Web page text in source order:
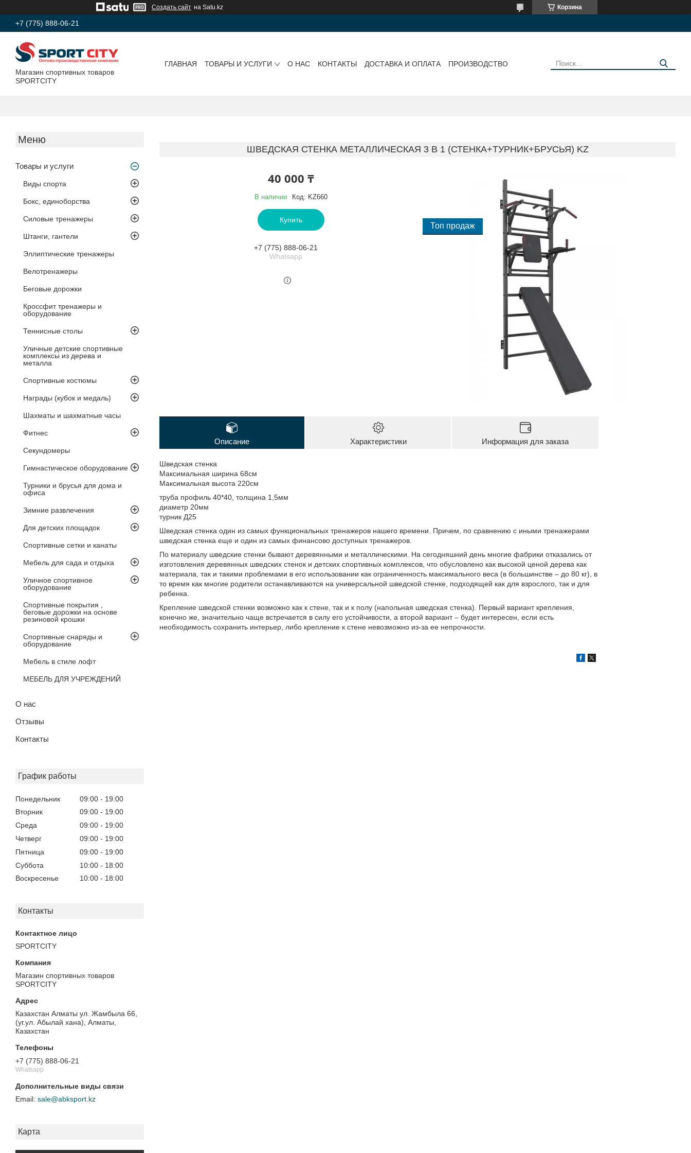
Создать сайт на Satu.kz Корзина
+7 (775) 888-06-21
Магазин спортивных товаров
SPORTCITY
ГЛАВНАЯ ТОВАРЫ И УСЛУГИ О НАС КОНТАКТЫ ДОСТАВКА И ОПЛАТА ПРОИЗВОДСТВО
Товары и услуги
Виды спорта
Бокс, единоборства
Силовые тренажеры
Штанги, гантели
Эллиптические тренажеры
Велотренажеры
Беговые дорожки
Кроссфит тренажеры и
оборудование
Теннисные столы
Уличные детские спортивные
комплексы из дерева и
металла
Спортивные костюмы
Награды (кубок и медаль)
Шахматы и шахматные часы
Фитнес
Секундомеры
Гимнастическое оборудование
Турники и брусья для дома и
офиса
Зимние развлечения
Для детских площадок
Спортивные сетки и канаты
Мебель для сада и отдыха
Уличное спортивное
оборудование
Спортивные покрытия ,
беговые дорожки на основе
резиновой крошки
Спортивные снаряды и
оборудование
Мебель в стиле лофт
МЕБЕЛЬ ДЛЯ УЧРЕЖДЕНИЙ
О нас
Отзывы
Контакты
График работы
Понедельник 09:00
19:00
Вторник
09:00
19:00
Среда
09:00
19:00
Четверг
09:00
19:00
Пятница
09:00
19:00
Суббота
10:00
18:00
Воскресенье
10:00 18:00
Контакты
SPORTCITY
Магазин спортивных товаров
SPORTCITY
Казахстан Алматы ул. Жамбыла 66,
(уг.ул. Абылай хана), Алматы,
Казахстан
+7 (775) 888-06-21
Whatsapp
sale@abksport.kz
Карта
ШВЕДСКАЯ СТЕНКА МЕТАЛЛИЧЕСКАЯ 3 В 1 (СТЕНКА+ТУРНИК+БРУСЬЯ) KZ
40 000 ₸
В наличии Код: KZ660
Купить
+7 (775) 888-06-21
Whatsapp
Топ продаж
Описание Характеристики Информация для заказа
Шведская стенка
Максимальная ширина 68см
Максимальная высота 220см
труба профиль 40*40, толщина 1,5мм
диаметр 20мм
турник Д25
Шведская стенка один из самых функциональных тренажеров нашего времени. Причем, по сравнению с иными тренажерами
шведская стенка еще и один из самых финансово доступных тренажеров.
По материалу шведские стенки бывают деревянными и металлическими. На сегодняшний день многие фабрики отказались от
изготовления деревянных шведских стенок и детских спортивных комплексов, что обусловлено как высокой ценой дерева как
материала, так и такими проблемами в его использовании как ограниченность максимального веса (в большинстве – до 80 кг), в
то время как многие родители останавливаются на универсальной шведской стенке, подходящей как для взрослого, так и для
ребенка.
Крепление шведской стенки возможно как к стене, так и к полу (напольная шведская стенка). Первый вариант крепления,
конечно же, значительно чаще встречается в силу его устойчивости, а второй вариант – будет интересен, если есть
необходимость сохранить интерьер, либо крепление к стене невозможно из-за ее непрочности.